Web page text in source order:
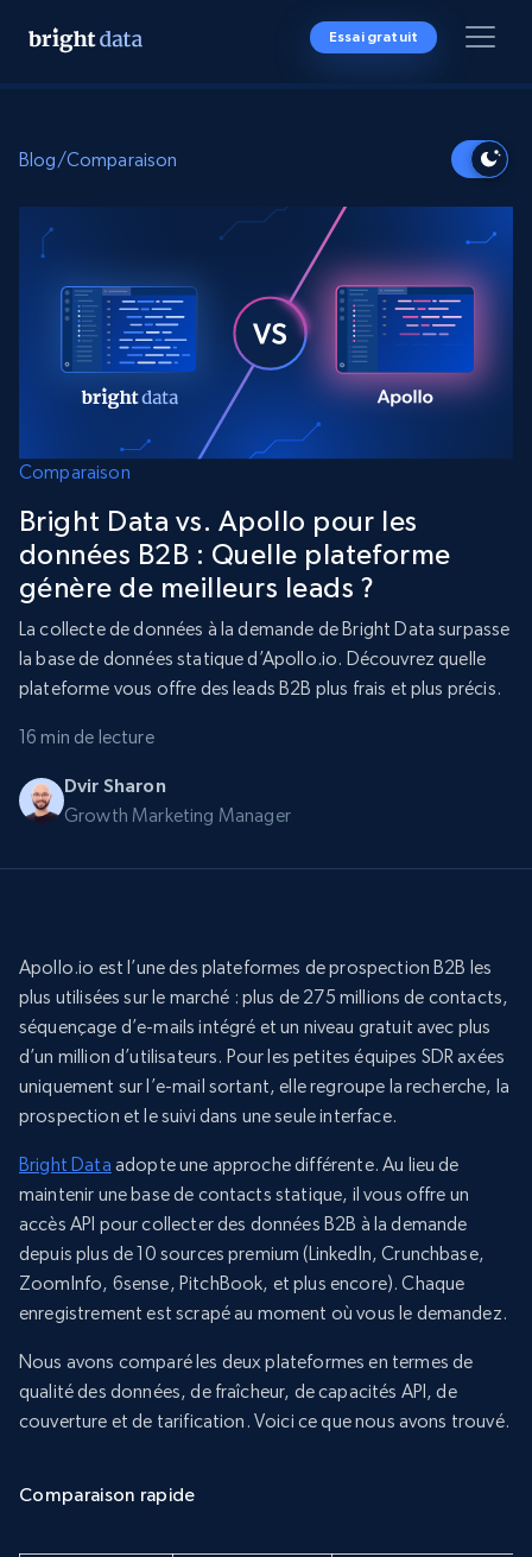
Essai gratuit
Blog/Comparaison
Comparaison
Bright Data vs. Apollo pour les
données B2B : Quelle plateforme
génère de meilleurs leads ?
La collecte de données à la demande de Bright Data surpasse
la base de données statique d’Apollo.io. Découvrez quelle
plateforme vous offre des leads B2B plus frais et plus précis.
16 min de lecture
Dvir Sharon
Growth Marketing Manager
Apollo.io est l’une des plateformes de prospection B2B les
plus utilisées sur le marché : plus de 275 millions de contacts,
séquençage d’e-mails intégré et un niveau gratuit avec plus
d’un million d’utilisateurs. Pour les petites équipes SDR axées
uniquement sur l’e-mail sortant, elle regroupe la recherche, la
prospection et le suivi dans une seule interface.
Bright Data adopte une approche différente. Au lieu de
maintenir une base de contacts statique, il vous offre un
accès API pour collecter des données B2B à la demande
depuis plus de 10 sources premium (LinkedIn, Crunchbase,
ZoomInfo, 6sense, PitchBook, et plus encore). Chaque
enregistrement est scrapé au moment où vous le demandez.
Nous avons comparé les deux plateformes en termes de
qualité des données, de fraîcheur, de capacités API, de
couverture et de tarification. Voici ce que nous avons trouvé.
Comparaison rapide